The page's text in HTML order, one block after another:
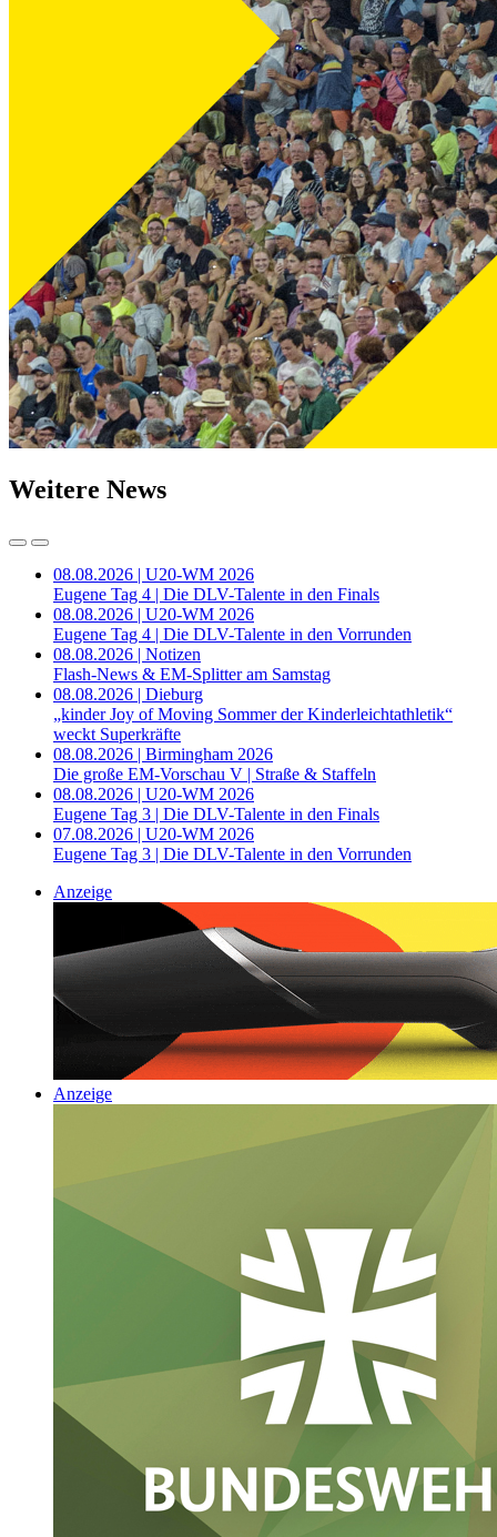
Weitere News
08.08.2026 | U20-WM 2026
Eugene Tag 4 | Die DLV-Talente in den Finals
08.08.2026 | U20-WM 2026
Eugene Tag 4 | Die DLV-Talente in den Vorrunden
08.08.2026 | Notizen
Flash-News & EM-Splitter am Samstag
08.08.2026 | Dieburg
„kinder Joy of Moving Sommer der Kinderleichtathletik“
weckt Superkräfte
08.08.2026 | Birmingham 2026
Die große EM-Vorschau V | Straße & Staffeln
08.08.2026 | U20-WM 2026
Eugene Tag 3 | Die DLV-Talente in den Finals
07.08.2026 | U20-WM 2026
Eugene Tag 3 | Die DLV-Talente in den Vorrunden
Anzeige
Anzeige